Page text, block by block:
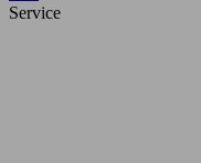
Service